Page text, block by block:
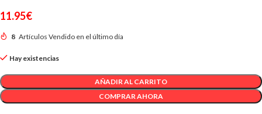
11.95€
8 Artículos Vendido en el último día
Hay existencias
AÑADIR AL CARRITO
COMPRAR AHORA